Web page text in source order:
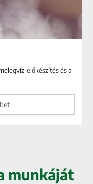
előkészítés és a
munkáját